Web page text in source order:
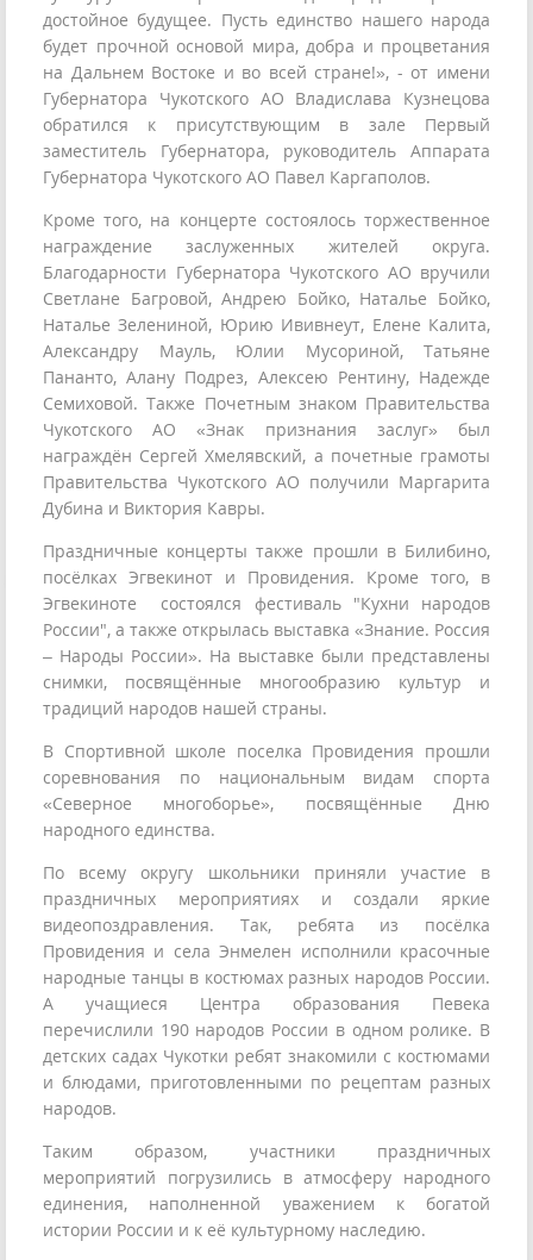
достойное будущее. Пусть единство нашего народа
будет прочной основой мира, добра и процветания
на Дальнем Востоке и во всей стране!», - от имени
Губернатора Чукотского АО Владислава Кузнецова
обратился к присутствующим в зале Первый
заместитель Губернатора, руководитель Аппарата
Губернатора Чукотского АО Павел Каргаполов.
Кроме того, на концерте состоялось торжественное
награждение заслуженных жителей округа.
Благодарности Губернатора Чукотского АО вручили
Светлане Багровой, Андрею Бойко, Наталье Бойко,
Наталье Зелениной, Юрию Ививнеут, Елене Калита,
Александру Мауль, Юлии Мусориной, Татьяне
Пананто, Алану Подрез, Алексею Рентину, Надежде
Семиховой. Также Почетным знаком Правительства
Чукотского АО «Знак признания заслуг» был
награждён Сергей Хмелявский, а почетные грамоты
Правительства Чукотского АО получили Маргарита
Дубина и Виктория Кавры.
Праздничные концерты также прошли в Билибино,
посёлках Эгвекинот и Провидения. Кроме того, в
Эгвекиноте состоялся фестиваль "Кухни народов
России", а также открылась выставка «Знание. Россия
– Народы России». На выставке были представлены
снимки, посвящённые многообразию культур и
традиций народов нашей страны.
В Спортивной школе поселка Провидения прошли
соревнования по национальным видам спорта
«Северное многоборье», посвящённые Дню
народного единства.
По всему округу школьники приняли участие в
праздничных мероприятиях и создали яркие
видеопоздравления. Так, ребята из посёлка
Провидения и села Энмелен исполнили красочные
народные танцы в костюмах разных народов России.
А учащиеся Центра образования Певека
перечислили 190 народов России в одном ролике. В
детских садах Чукотки ребят знакомили с костюмами
и блюдами, приготовленными по рецептам разных
народов.
Таким образом, участники праздничных
мероприятий погрузились в атмосферу народного
единения, наполненной уважением к богатой
истории России и к её культурному наследию.